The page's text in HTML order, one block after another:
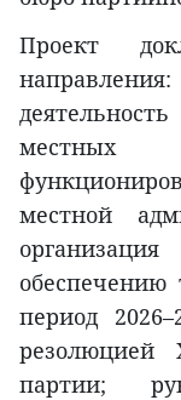
Проект
местных
местной
период
резолюцией
партии;